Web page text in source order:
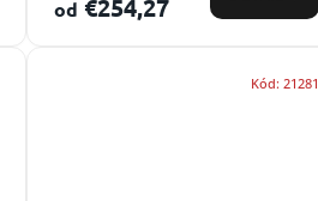
od €254,27
Kód:21281